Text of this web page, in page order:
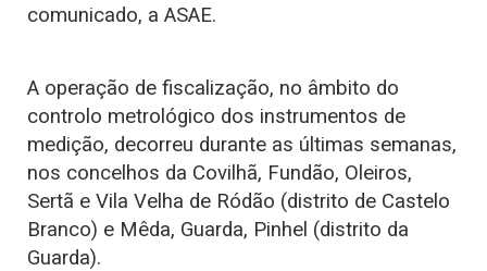
comunicado, a ASAE.
A operação de fiscalização, no âmbito do
controlo metrológico dos instrumentos de
medição, decorreu durante as últimas semanas,
nos concelhos da Covilhã, Fundão, Oleiros,
Sertã e Vila Velha de Ródão (distrito de Castelo
Branco) e Mêda, Guarda, Pinhel (distrito da
Guarda).